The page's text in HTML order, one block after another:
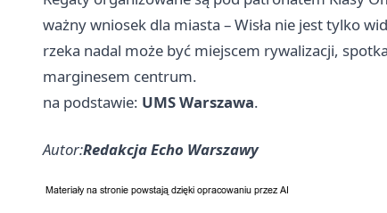
ważny wniosek dla miasta – Wisła nie jest tylko
rzeka nadal może być miejscem rywalizacji,
marginesem centrum.
na podstawie: UMS Warszawa.
Autor:Redakcja Echo Warszawy